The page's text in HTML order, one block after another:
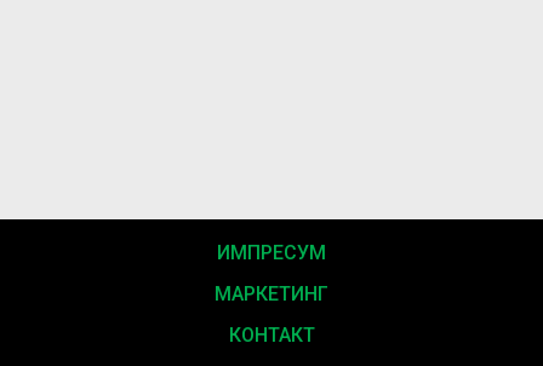
ИМПРЕСУМ
МАРКЕТИНГ
КОНТАКТ